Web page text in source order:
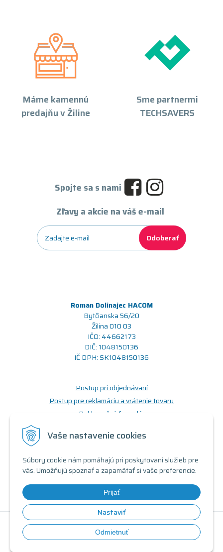
Vaše nastavenie cookies
Súbory cookie nám pomáhajú pri poskytovaní služieb pre
vás. Umožňujú spoznať a zapamätať si vaše preferencie.
Prijať
Nastaviť
Odmietnuť
Máme kamennú
predajňu v Žiline
Sme partnermi
TECHSAVERS
Spojte sa s nami
Zľavy a akcie na váš e-mail
Odoberať
Roman Dolinajec HACOM
Bytčianska 56/20
Žilina 010 03
IČO: 44662173
DIČ: 1048150136
IČ DPH: SK1048150136
Postup pri objednávaní
Postup pre reklamáciu a vrátenie tovaru
Reklamačný formulár
Obchodné podmienky
Doprava a možnosti platby
Triedy a stavy produktov
© 2026 Renovovaný počítač •tvorba eshopu cez UNIobchod
webhostingspoločnostiWEBYGROUP